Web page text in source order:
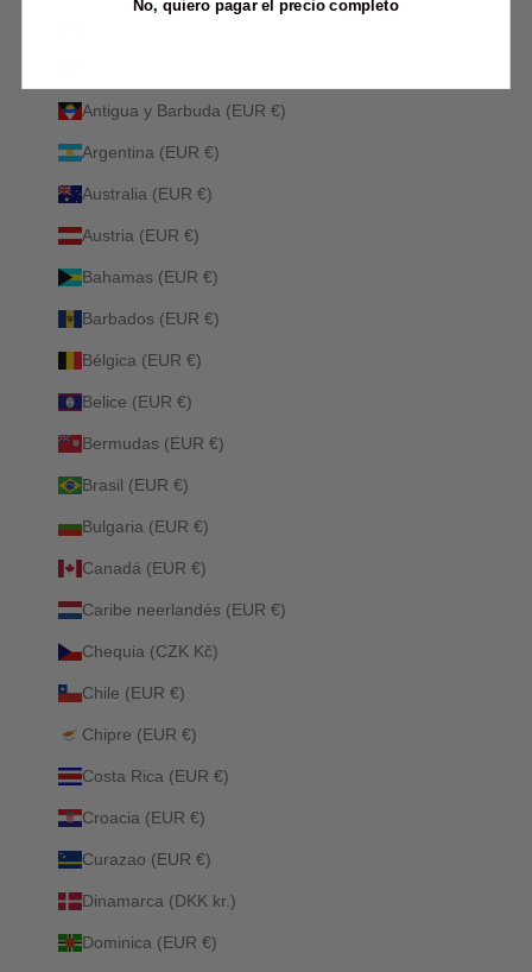
Antigua y Barbuda (EUR €)
Argentina (EUR €)
Australia (EUR €)
Austria (EUR €)
Bahamas (EUR €)
Barbados (EUR €)
Bélgica (EUR €)
Belice (EUR €)
Bermudas (EUR €)
Brasil (EUR €)
Bulgaria (EUR €)
Canadá (EUR €)
Caribe neerlandés (EUR €)
Chequia (CZK Kč)
Chile (EUR €)
Chipre (EUR €)
Costa Rica (EUR €)
Croacia (EUR €)
Curazao (EUR €)
Dinamarca (DKK kr.)
Dominica (EUR €)
No, quiero pagar el precio completo